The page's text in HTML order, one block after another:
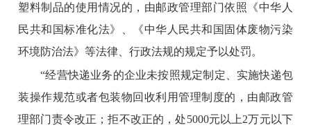
塑料制品的使用情况的，由邮政管理部门依照《中华人
民共和国标准化法》、《中华人民共和国固体废物污染
环境防治法》等法律、行政法规的规定予以处罚。
“经营快递业务的企业未按照规定制定、实施快递包
装操作规范或者包装物回收利用管理制度的，由邮政管
理部门责令改正；拒不改正的，处5000元以上2万元以下